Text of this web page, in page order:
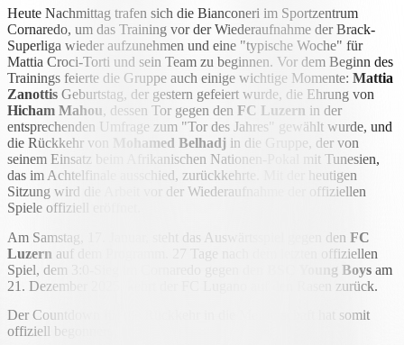
Heute Nachmittag trafen sich die Bianconeri im Sportzentrum
Cornaredo, um das Training vor der Wiederaufnahme der Brack-
Superliga wieder aufzunehmen und eine "typische Woche" für
Mattia Croci-Torti und sein Team zu beginnen. Vor dem Beginn des
Trainings feierte die Gruppe auch einige wichtige Momente: Mattia
Zanottis Geburtstag, der gestern gefeiert wurde, die Ehrung von
Hicham Mahou, dessen Tor gegen den FC Luzern in der
entsprechenden Umfrage zum "Tor des Jahres" gewählt wurde, und
die Rückkehr von
Mohamed Belhadj in die Gruppe, der von
seinem Einsatz beim Afrikanischen Nationen-Pokal mit Tunesien,
das im Achtelfinale ausschied, zurückkehrte. Mit der heutigen
Sitzung wird die Arbeit vor der Wiederaufnahme der offiziellen
Spiele offiziell eröffnet.
Am Samstag, 17. Januar, steht das Auswärtsspiel gegen den FC
Luzern auf dem Programm. 27 Tage nach dem letzten offiziellen
Spiel, dem 3:0-Sieg im Cornaredo gegen den
BSC Young Boys am
21. Dezember 2025, kehrt der FC Lugano auf den Rasen zurück.
Der Countdown für die Rückkehr in die Meisterschaft hat somit
offiziell begonnen.